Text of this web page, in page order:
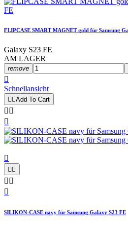
FLIPCASE SMART MAGNET gold für Samsung
Galaxy S23 FE
AM LAGER
remove

Schnellansicht
 Add To Cart
 


 
 

SILIKON-CASE navy für Samsung Galaxy S23 FE